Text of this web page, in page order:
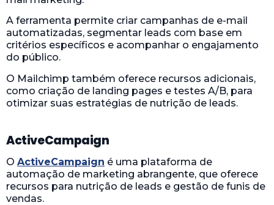
A ferramenta permite criar campanhas de e-mail
automatizadas, segmentar leads com base em
critérios específicos e acompanhar o engajamento
do público.
O Mailchimp também oferece recursos adicionais,
como criação de landing pages e testes A/B, para
otimizar suas estratégias de nutrição de leads.
ActiveCampaign
O ActiveCampaign é uma plataforma de
automação de marketing abrangente, que oferece
recursos para nutrição de leads e gestão de funis de
vendas.